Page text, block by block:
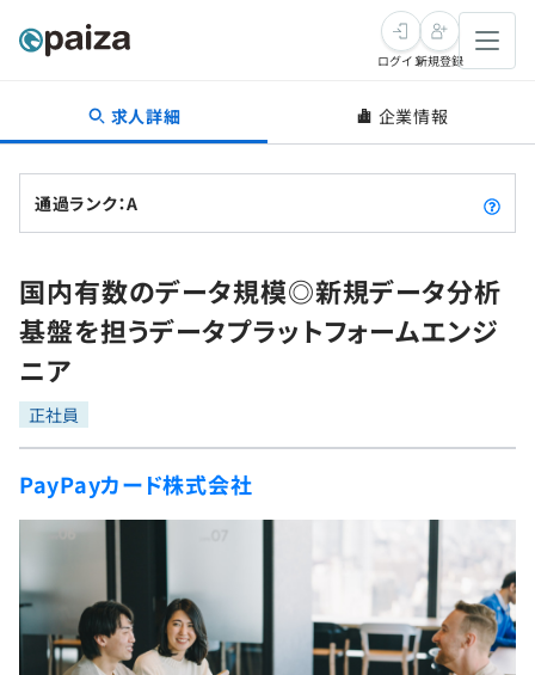
転職・キャリア
転職成功ガイド
転職エージェント
インタビュー
転職成功ガイド
新卒就活
求人検索
本選考
インターン
新卒エージェント
インタビュー
学習
問題集
4択課題
ナレッジ
リファレンス
プログラミング言語
再チャレンジ結果一覧
ゲーム・マンガ
Tech Team Journal
note
paizaとは？
ログイン新規登録
求人詳細 企業情報
通過ランク：A
国内有数のデータ規模◎新規データ分析
基盤を担うデータプラットフォームエンジ
ニア
正社員
PayPayカード株式会社